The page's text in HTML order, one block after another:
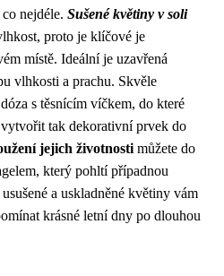
nejdéle. Sušené květiny v soli
proto je klíčové je
místě. Ideální je uzavřená
vlhkosti a prachu. Skvěle
s těsnícím víčkem, do které
tak dekorativní prvek do
jejich životnosti můžete do
který pohltí případnou
a uskladněné květiny vám
krásné letní dny po dlouhou